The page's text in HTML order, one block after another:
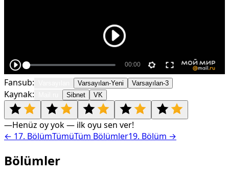
Fansub: Varsayılan-Yeni Varsayılan-3
Kaynak: Sibnet VK
—Henüz oy yok — ilk oyu sen ver!
← 17. BölümTümüTüm Bölümler19. Bölüm →
Bölümler